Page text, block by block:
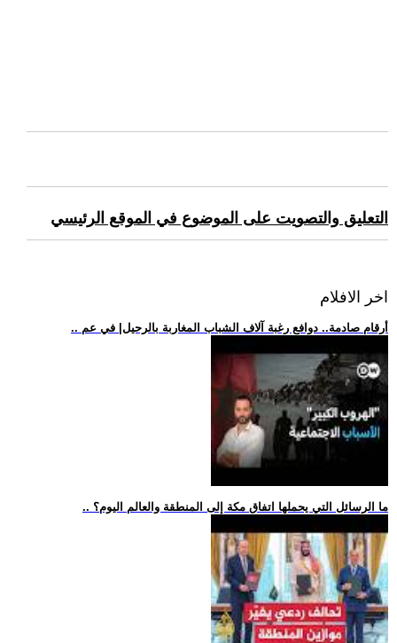
التعليق والتصويت على الموضوع في الموقع الرئيسي
اخر الافلام
.. أرقام صادمة.. دوافع رغبة آلاف الشباب المغاربة بالرحيل| في عم
.. ما الرسائل التي يحملها اتفاق مكة إلى المنطقة والعالم اليوم؟